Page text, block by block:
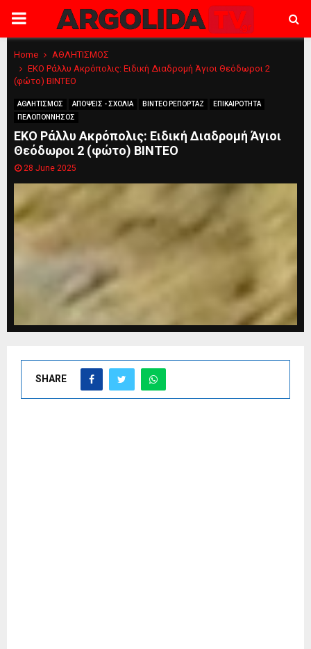
PRIMARY
MENU
Home
ΑΘΛΗΤΙΣΜΟΣ
ΕΚΟ Ράλλυ Ακρόπoλις: Ειδική Διαδρομή Άγιοι Θεόδωροι 2
(φώτο) ΒΙΝΤΕΟ
ΑΘΛΗΤΙΣΜΟΣ ΑΠΟΨΕΙΣ - ΣΧΟΛΙΑ ΒΙΝΤΕΟ ΡΕΠΟΡΤΑΖ
ΕΠΙΚΑΙΡΟΤΗΤΑ
ΠΕΛΟΠΟΝΝΗΣΟΣ
ΕΚΟ Ράλλυ Ακρόπoλις: Ειδική Διαδρομή Άγιοι
Θεόδωροι 2 (φώτο) ΒΙΝΤΕΟ
28 June 2025
SHARE